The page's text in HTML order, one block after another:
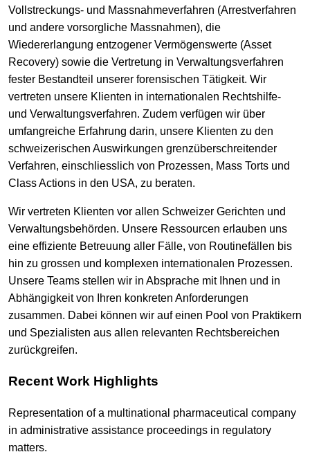
Vollstreckungs- und Massnahmeverfahren (Arrestverfahren
und andere vorsorgliche Massnahmen), die
Wiedererlangung entzogener Vermögenswerte (Asset
Recovery) sowie die Vertretung in Verwaltungsverfahren
fester Bestandteil unserer forensischen Tätigkeit. Wir
vertreten unsere Klienten in internationalen Rechtshilfe-
und Verwaltungsverfahren. Zudem verfügen wir über
umfangreiche Erfahrung darin, unsere Klienten zu den
schweizerischen Auswirkungen grenzüberschreitender
Verfahren, einschliesslich von Prozessen, Mass Torts und
Class Actions in den USA, zu beraten.
Wir vertreten Klienten vor allen Schweizer Gerichten und
Verwaltungsbehörden. Unsere Ressourcen erlauben uns
eine effiziente Betreuung aller Fälle, von Routinefällen bis
hin zu grossen und komplexen internationalen Prozessen.
Unsere Teams stellen wir in Absprache mit Ihnen und in
Abhängigkeit von Ihren konkreten Anforderungen
zusammen. Dabei können wir auf einen Pool von Praktikern
und Spezialisten aus allen relevanten Rechtsbereichen
zurückgreifen.
Recent Work Highlights
Representation of a multinational pharmaceutical company
in administrative assistance proceedings in regulatory
matters.